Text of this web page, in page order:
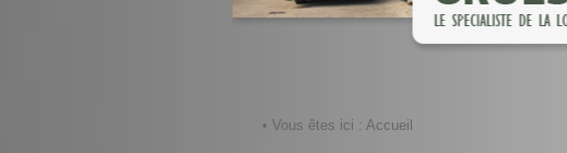
• Vous êtes ici : Accueil